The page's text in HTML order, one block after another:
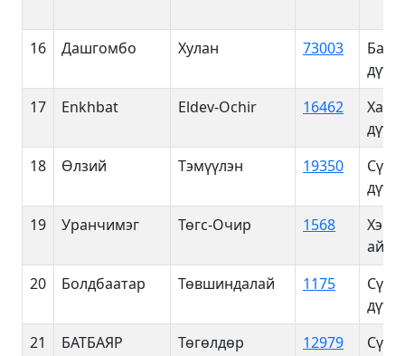
16 Дашгомбо Хулан 73003
17
Enkhbat Eldev-Ochir 16462
Хан-
18
Өлзий Тэмүүлэн 19350
19
Уранчимэг Төгс-Очир 1568
20
Болдбаатар Төвшиндалай 1175
21
БАТБАЯР Төгөлдөр 12979